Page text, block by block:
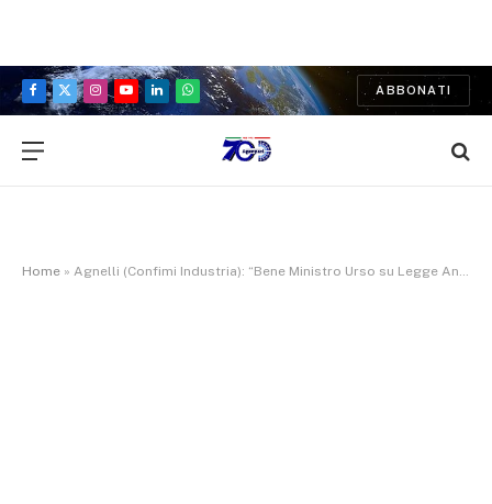
Facebook
X
Instagram
YouTubeLinkedInWhatsApp
ABBONATI
Home » Agnelli (Confimi Industria): “Bene Ministro Urso su Legge Annuale Micro-PMI”